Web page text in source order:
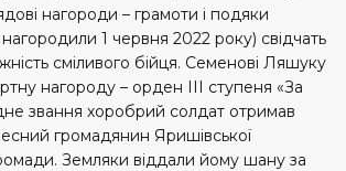
нагороди – грамоти і подяки
1 червня 2022 року) свідчать
сміливого бійця. Семенові Ляшуку
нагороду – орден ІІІ ступеня «За
звання хоробрий солдат отримав
громадянин Яришівської
Земляки віддали йому шану за